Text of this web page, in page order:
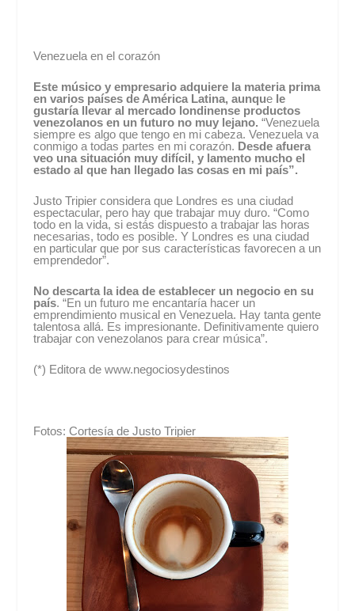
Venezuela en el corazón
Este músico y empresario adquiere la materia prima
en varios países de América Latina, aunque le
gustaría llevar al mercado londinense productos
venezolanos en un futuro no muy lejano. “Venezuela
siempre es algo que tengo en mi cabeza. Venezuela va
conmigo a todas partes en mi corazón. Desde afuera
veo una situación muy difícil, y lamento mucho el
estado al que han llegado las cosas en mi país”.
Justo Tripier considera que Londres es una ciudad
espectacular, pero hay que trabajar muy duro. “Como
todo en la vida, si estás dispuesto a trabajar las horas
necesarias, todo es posible. Y Londres es una ciudad
en particular que por sus características favorecen a un
emprendedor”.
No descarta la idea de establecer un negocio en su
país. “En un futuro me encantaría hacer un
emprendimiento musical en Venezuela. Hay tanta gente
talentosa allá. Es impresionante. Definitivamente quiero
trabajar con venezolanos para crear música”.
(*) Editora de www.negociosydestinos
Fotos: Cortesía de Justo Tripier